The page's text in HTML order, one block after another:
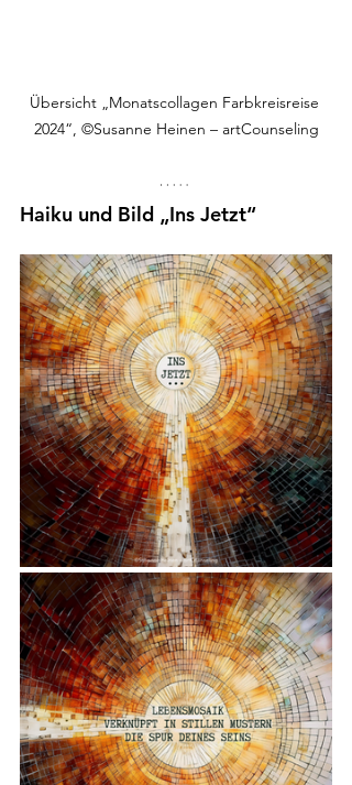
Übersicht „Monatscollagen Farbkreisreise
2024“, ©Susanne Heinen – artCounseling
Haiku und Bild „Ins Jetzt“